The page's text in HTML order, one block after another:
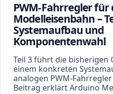
PWM-Fahrregler für
Modelleisenbahn –
Systemaufbau und
Komponentenwahl
Teil 3 führt die bisherigen
einem konkreten
analogen PWM-
Beitrag erklärt Arduino